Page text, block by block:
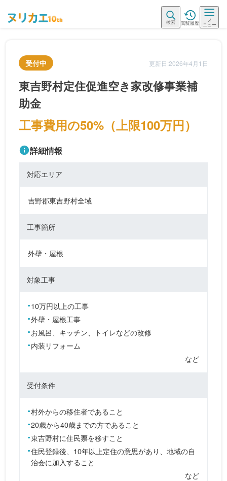
検索 閲覧履歴
メ
ニュー
受付中 更新日:2026年4月1日
東吉野村定住促進空き家改修事業補
助金
工事費用の50%（上限100万円）
詳細情報
対応エリア
吉野郡東吉野村全域
工事箇所
外壁・屋根
対象工事
10万円以上の工事
外壁・屋根工事
お風呂、キッチン、トイレなどの改修
内装リフォーム
など
受付条件
村外からの移住者であること
20歳から40歳までの方であること
東吉野村に住民票を移すこと
住民登録後、10年以上定住の意思があり、地域の自
治会に加入すること
など